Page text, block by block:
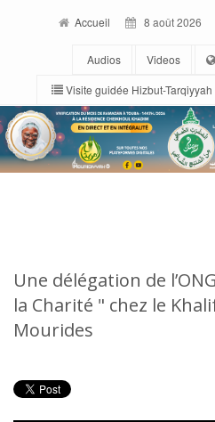
Accueil 8 août 2026
Audios Videos
Visite guidée Hizbut-Tarqiyyah
Une délégation de
la Charité " chez le
Mourides